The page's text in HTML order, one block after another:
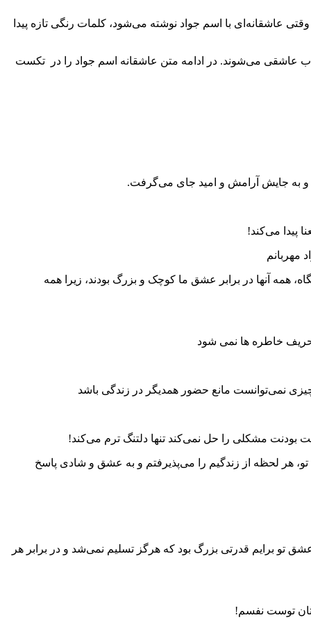
عاشقانه‌ای با اسم جواد نوشته می‌شود، کلمات رنگی تازه پیدا
عاشقی می‌شوند. در ادامه متن عاشقانه اسم جواد را در تکست
و به جایش آرامش و امید جای می‌گرفت.
پیدا می‌کند!
مهربانم
همه آنها در برابر عشق ما کوچک و بزرگ بودند، زیرا همه
خاطره‌ ها نمی‌ شود
نمی‌توانست مانع حضور همدیگر در زندگی باشد
مشکلی را حل نمی‌کند تنها دلتنگ ترم می‌کند!
هر لحظه از زندگیم را می‌پذیرفتم و به عشق و شادی پاسخ
برایم قدرتی بزرگ بود که هرگز تسلیم نمی‌شد و در برابر هر
توست نفسم!